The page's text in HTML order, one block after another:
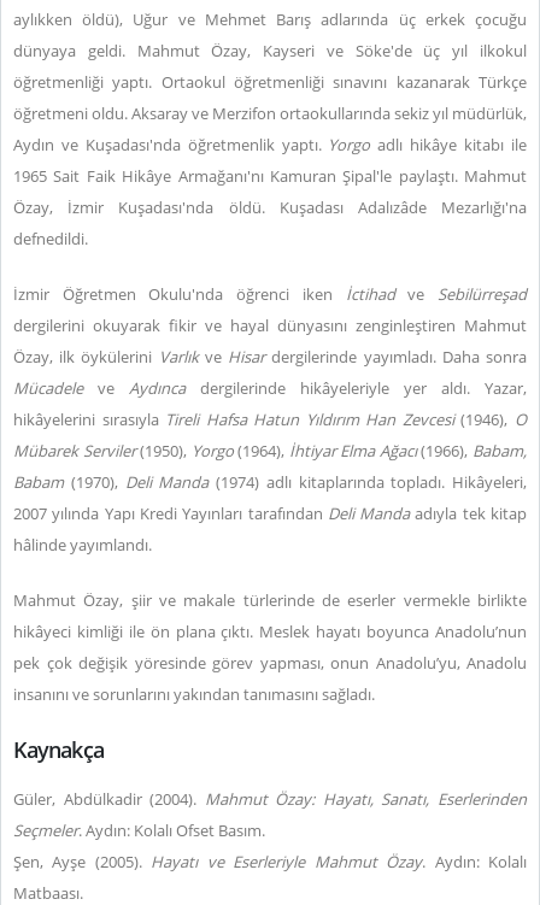
aylıkken öldü), Uğur ve Mehmet Barış adlarında üç erkek çocuğu
dünyaya geldi. Mahmut Özay, Kayseri ve Söke'de üç yıl ilkokul
öğretmenliği yaptı. Ortaokul öğretmenliği sınavını kazanarak Türkçe
öğretmeni oldu. Aksaray ve Merzifon ortaokullarında sekiz yıl müdürlük,
Aydın ve Kuşadası'nda öğretmenlik yaptı. Yorgo adlı hikâye kitabı ile
1965 Sait Faik Hikâye Armağanı'nı Kamuran Şipal'le paylaştı. Mahmut
Özay, İzmir Kuşadası'nda öldü. Kuşadası Adalızâde Mezarlığı'na
defnedildi.
İzmir Öğretmen Okulu'nda öğrenci iken İctihadve Sebilürreşad
dergilerini okuyarak fikir ve hayal dünyasını zenginleştiren Mahmut
Özay, ilk öykülerini Varlıkve Hisardergilerinde yayımladı. Daha sonra
Mücadeleve Aydıncadergilerinde hikâyeleriyle yer aldı. Yazar,
hikâyelerini sırasıyla Tireli Hafsa Hatun Yıldırım Han Zevcesi(1946), O
Mübarek Serviler(1950), Yorgo(1964), İhtiyar Elma Ağacı(1966), Babam,
Babam(1970), Deli Manda(1974) adlı kitaplarında topladı. Hikâyeleri,
2007 yılında Yapı Kredi Yayınları tarafından Deli Mandaadıyla tek kitap
hâlinde yayımlandı.
Mahmut Özay, şiir ve makale türlerinde de eserler vermekle birlikte
hikâyeci kimliği ile ön plana çıktı. Meslek hayatı boyunca Anadolu’nun
pek çok değişik yöresinde görev yapması, onun Anadolu’yu, Anadolu
insanını ve sorunlarını yakından tanımasını sağladı.
Kaynakça
Güler, Abdülkadir (2004). Mahmut Özay: Hayatı, Sanatı, Eserlerinden
Seçmeler. Aydın: Kolalı Ofset Basım.
Şen, Ayşe (2005). Hayatı ve Eserleriyle Mahmut Özay. Aydın: Kolalı
Matbaası.